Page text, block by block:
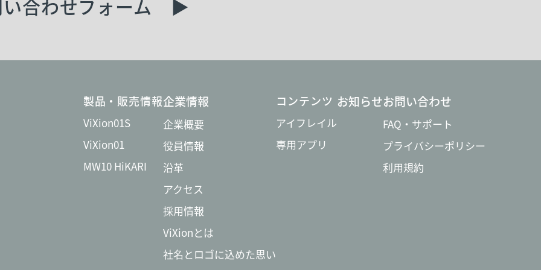
い合わせフォーム ▶︎
製品・販売情報
ViXion01S
ViXion01
MW10 HiKARI
企業情報
企業概要
役員情報
沿革
アクセス
採用情報
ViXionとは
社名とロゴに込めた思い
コンテンツ
アイフレイル
専用アプリ
お知らせお問い合わせ
FAQ・サポート
プライバシーポリシー
利用規約